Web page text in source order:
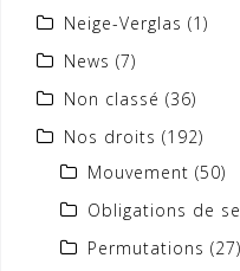
Neige-Verglas (1)
News (7)
Non classé (36)
Nos droits (192)
Mouvement (50)
Obligations de
Permutations (27)